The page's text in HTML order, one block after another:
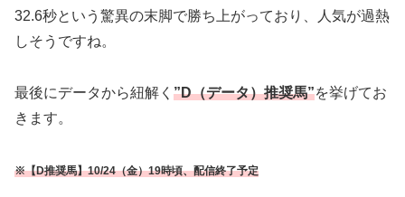
32.6秒という驚異の末脚で勝ち上がっており、人気が過熱
しそうですね。
最後にデータから紐解く ”D（データ）推奨馬”を挙げてお
きます。
※【D推奨馬】10/24（金）19時頃、配信終了予定